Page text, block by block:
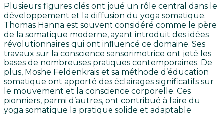
Plusieurs figures clés ont joué un rôle central dans le
développement et la diffusion du yoga somatique.
Thomas Hanna est souvent considéré comme le père
de la somatique moderne, ayant introduit des idées
révolutionnaires qui ont influencé ce domaine. Ses
travaux sur la conscience sensorimotrice ont jeté les
bases de nombreuses pratiques contemporaines. De
plus, Moshe Feldenkrais et sa méthode d’éducation
somatique ont apporté des éclairages significatifs sur
le mouvement et la conscience corporelle. Ces
pionniers, parmi d’autres, ont contribué à faire du
yoga somatique la pratique solide et adaptable